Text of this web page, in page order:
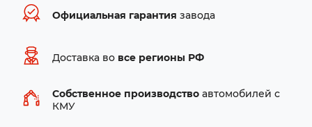
Официальная гарантия завода
Доставка во все регионы РФ
Собственное производство автомобилей с
КМУ